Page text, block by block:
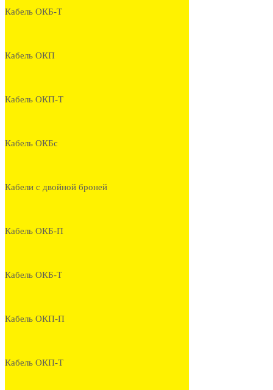
Кабель ОКБ-Т
Кабель ОКП
Кабель ОКП-Т
Кабель ОКБс
Кабели с двойной броней
Кабель ОКБ-П
Кабель ОКБ-Т
Кабель ОКП-П
Кабель ОКП-Т